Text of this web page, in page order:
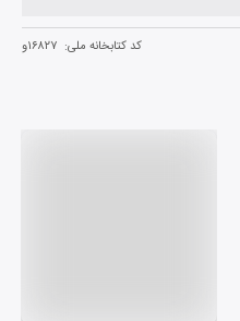
کد کتابخانه ملی: ۱۶۸۲۷و